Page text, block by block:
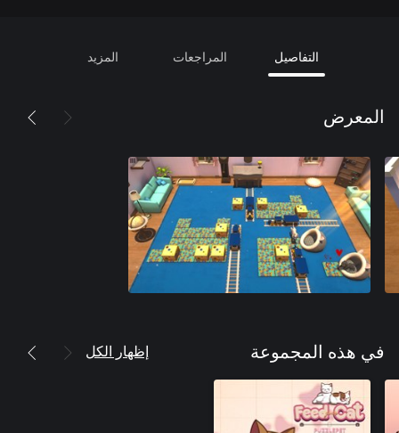
التفاصيل المراجعات المزيد
المعرض
في هذه المجموعة إظهار الكل